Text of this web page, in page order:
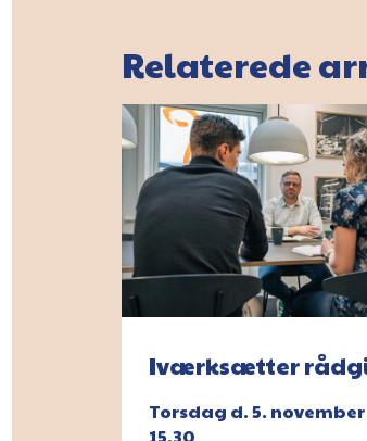
Relaterede
Iværksætter
Torsdag d. 5. november
15.30